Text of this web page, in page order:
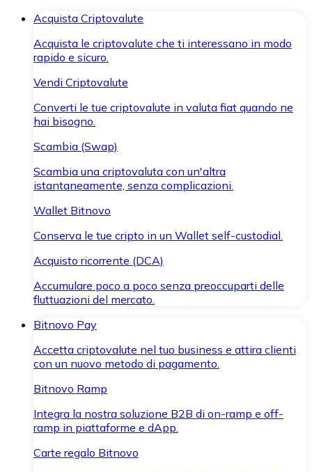
Acquista Criptovalute
Acquista le criptovalute che ti interessano in modo
rapido e sicuro.
Vendi Criptovalute
Converti le tue criptovalute in valuta fiat quando ne
hai bisogno.
Scambia (Swap)
Scambia una criptovaluta con un'altra
istantaneamente, senza complicazioni.
Wallet Bitnovo
Conserva le tue cripto in un Wallet self-custodial.
Acquisto ricorrente (DCA)
Accumulare poco a poco senza preoccuparti delle
fluttuazioni del mercato.
Bitnovo Pay
Accetta criptovalute nel tuo business e attira clienti
con un nuovo metodo di pagamento.
Bitnovo Ramp
Integra la nostra soluzione B2B di on-ramp e off-
ramp in piattaforme e dApp.
Carte regalo Bitnovo